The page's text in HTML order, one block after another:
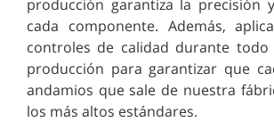
producción garantiza la precisión
cada componente. Además,
controles de calidad durante
producción para garantizar que
andamios que sale de nuestra
los más altos estándares.